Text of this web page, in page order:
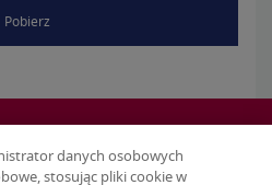
Pobierz
danych osobowych
stosując pliki cookie w